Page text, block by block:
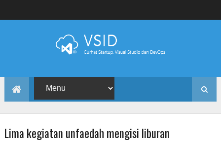
Lima kegiatan unfaedah mengisi liburan